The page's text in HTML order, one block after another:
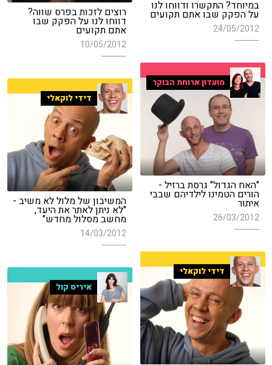
במיוחד? התקשרו ודווחו לנו
על הפקק שבו אתם תקועים
24/05/2012
רוצים לזכות בפרס שווה?
דווחו לנו על הפקק שבו
אתם תקועים
10/05/2012
מועדון ארוחת הבוקר
"האח הגדול" גרסת ברזיל -
הורים הטמינו לילדיהם שבבי
איתור
26/03/2012
דידי לוקאלי
המשיבון של מלול לא משיב -
"לא ניתן לאתר את היעד,
מחשב מסלול מחדש"
14/03/2012
דידי לוקאלי
איריס קול